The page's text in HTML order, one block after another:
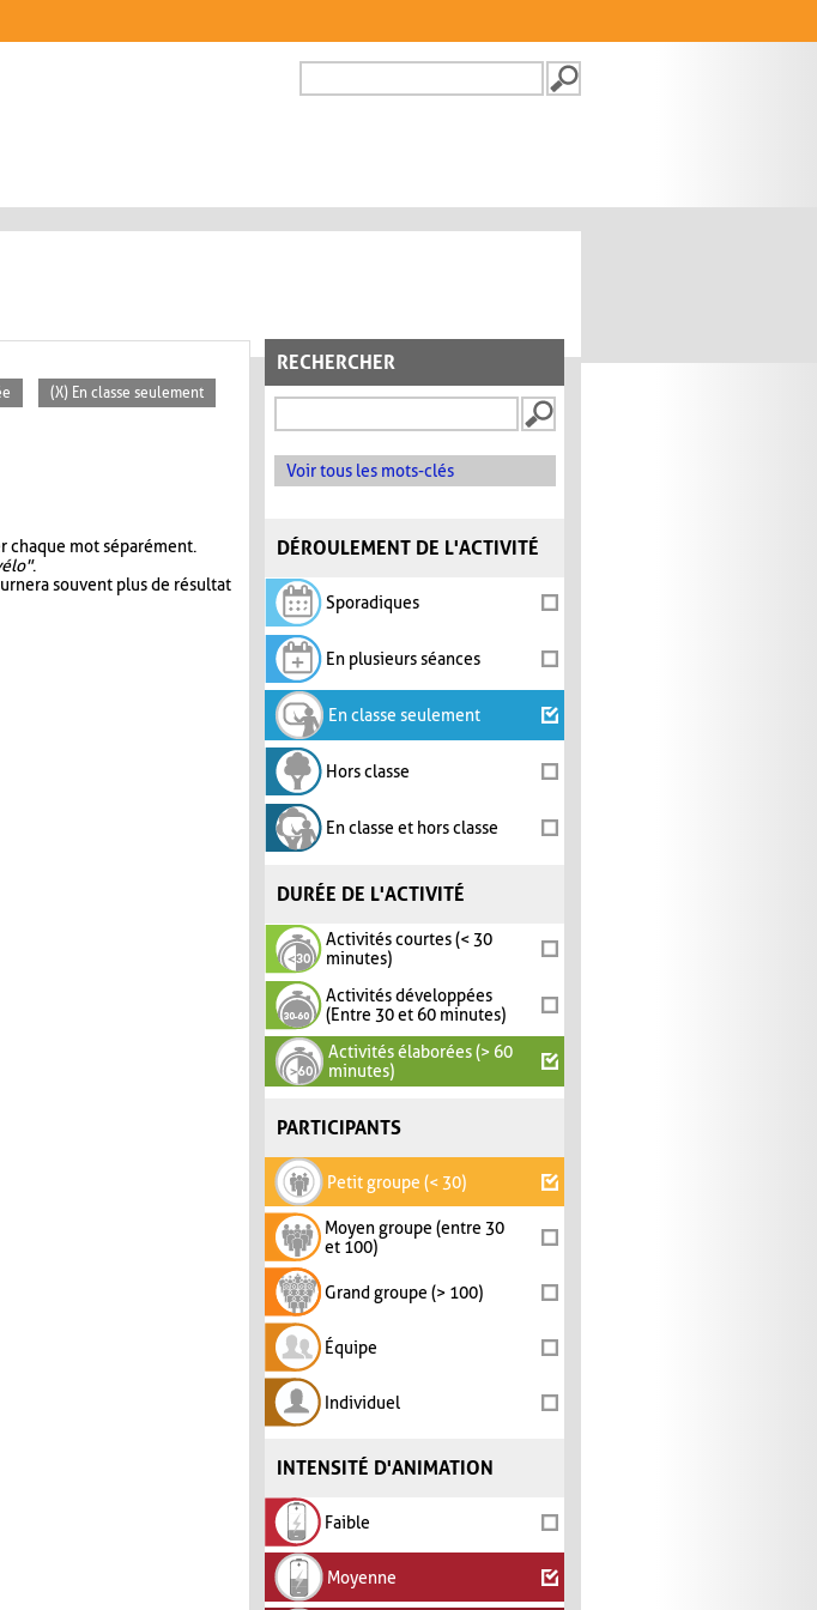
FORMULAIRE DE
RECHERCHER
Voir tous les mots-clés
DÉROULEMENT DE L'ACTIVITÉ
Sporadiques
En plusieurs séances
En classe seulement
Hors classe
En classe et hors classe
DURÉE DE L'ACTIVITÉ
Activités courtes (< 30
minutes)
Activités développées
(Entre 30 et 60 minutes)
Activités élaborées (> 60
minutes)
PARTICIPANTS
Petit groupe (< 30)
Moyen groupe (entre 30
et 100)
Grand groupe (> 100)
Équipe
Individuel
INTENSITÉ D'ANIMATION
Faible
Moyenne
(X) En classe seulement
chaque mot séparément.
.
souvent plus de résultat